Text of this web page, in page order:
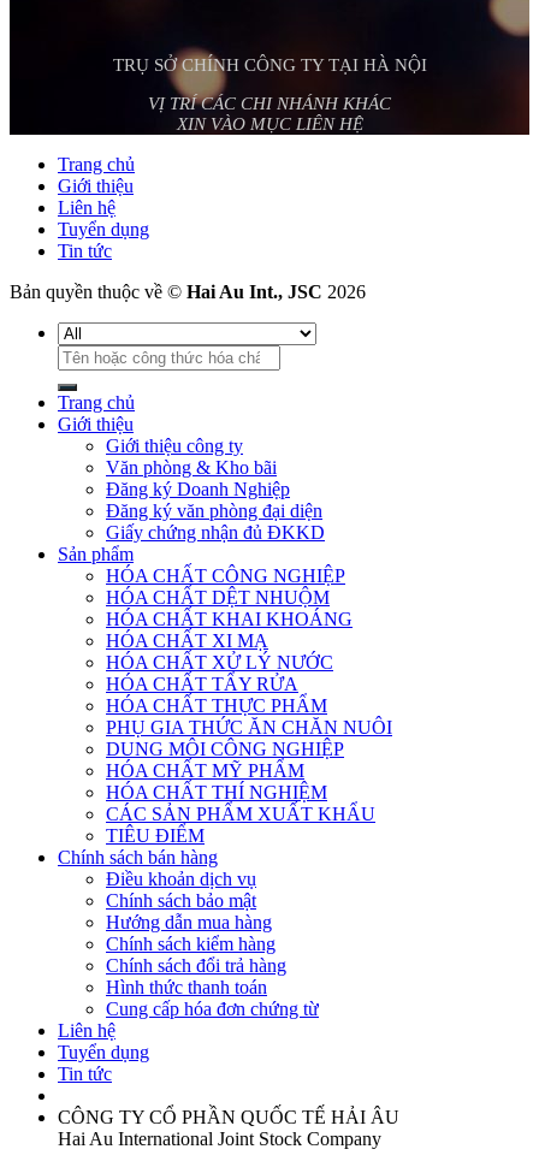
TRỤ SỞ CHÍNH CÔNG TY TẠI HÀ NỘI
VỊ TRÍ CÁC CHI NHÁNH KHÁC
XIN VÀO MỤC LIÊN HỆ
Trang chủ
Giới thiệu
Liên hệ
Tuyển dụng
Tin tức
Bản quyền thuộc về © Hai Au Int., JSC 2026
Tìm
kiếm:
Trang chủ
Giới thiệu
Giới thiệu công ty
Văn phòng & Kho bãi
Đăng ký Doanh Nghiệp
Đăng ký văn phòng đại diện
Giấy chứng nhận đủ ĐKKD
Sản phẩm
HÓA CHẤT CÔNG NGHIỆP
HÓA CHẤT DỆT NHUỘM
HÓA CHẤT KHAI KHOÁNG
HÓA CHẤT XI MẠ
HÓA CHẤT XỬ LÝ NƯỚC
HÓA CHẤT TẨY RỬA
HÓA CHẤT THỰC PHẨM
PHỤ GIA THỨC ĂN CHĂN NUÔI
DUNG MÔI CÔNG NGHIỆP
HÓA CHẤT MỸ PHẨM
HÓA CHẤT THÍ NGHIỆM
CÁC SẢN PHẨM XUẤT KHẨU
TIÊU ĐIỂM
Chính sách bán hàng
Điều khoản dịch vụ
Chính sách bảo mật
Hướng dẫn mua hàng
Chính sách kiểm hàng
Chính sách đổi trả hàng
Hình thức thanh toán
Cung cấp hóa đơn chứng từ
Liên hệ
Tuyển dụng
Tin tức
CÔNG TY CỔ PHẦN QUỐC TẾ HẢI ÂU
Hai Au International Joint Stock Company